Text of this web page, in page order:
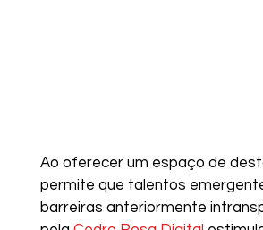
Ao oferecer um espaço de
permite que talentos
barreiras anteriormente